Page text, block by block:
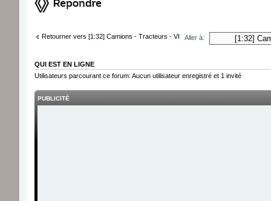
Répondre
Retourner vers [1:32] Camions - Tracteurs - VI Aller à:
QUI EST EN LIGNE
Utilisateurs parcourant ce forum: Aucun utilisateur enregistré et 1 invité
PUBLICITÉ